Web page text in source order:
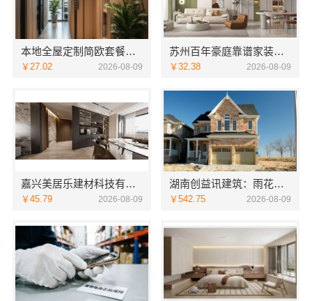
本地全屋定制简欧套餐，江西尚宅尚品一站式整装服务
￥27.02 2026-08-09
苏州百年豪庭靠谱家装团队拎包入住省心选
￥32.38 2026-08-09
嘉兴美居乐建材科技有限公司新房装修收费参考
￥45.79 2026-08-09
湖南创益讯建筑：雨花区专业房屋翻新透明化施工
￥542.75 2026-08-09